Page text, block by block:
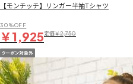
【モンチッチ】リンガー半袖Tシャツ
30％OFF
￥1,925定価￥2,750